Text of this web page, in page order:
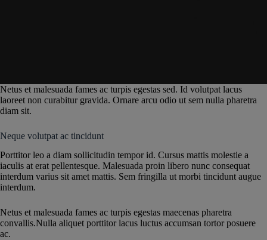
Netus et malesuada fames ac turpis egestas sed. Id volutpat lacus
laoreet non curabitur gravida. Ornare arcu odio ut sem nulla pharetra
diam sit.
Neque volutpat ac tincidunt
Porttitor leo a diam sollicitudin tempor id. Cursus mattis molestie a
iaculis at erat pellentesque. Malesuada proin libero nunc consequat
interdum varius sit amet mattis. Sem fringilla ut morbi tincidunt augue
interdum.
Netus et malesuada fames ac turpis egestas maecenas pharetra
convallis.Nulla aliquet porttitor lacus luctus accumsan tortor posuere
ac.